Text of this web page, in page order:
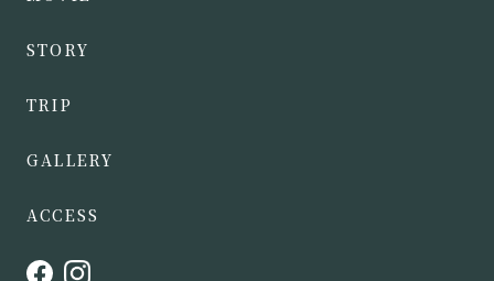
STORY
TRIP
GALLERY
ACCESS